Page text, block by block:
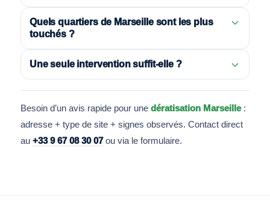
Quels quartiers de Marseille sont les plus
touchés ?
Une seule intervention suffit-elle ?
Besoin d’un avis rapide pour une dératisation Marseille:
adresse + type de site + signes observés. Contact direct
au +33 9 67 08 30 07ou via le formulaire.